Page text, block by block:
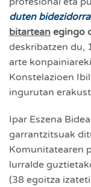
duten
bitartean egingo
deskribatzen du,
arte
Konstelazioen
ingurutan
Ipar Eszena
garrantzitsuak
Komunitatearen
lurralde
(38 egoitza